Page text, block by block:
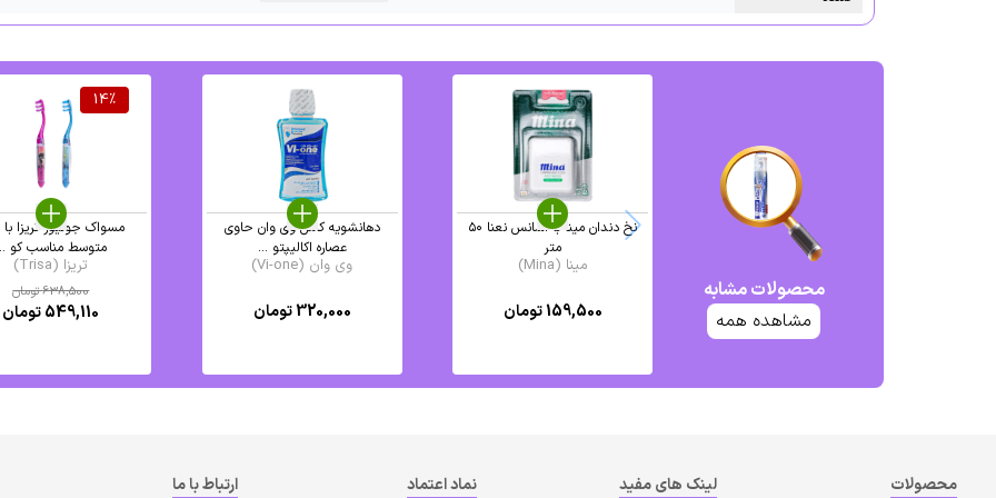
محصولات مشابه
مشاهده همه
نخ دندان مینا با اسانس نعنا ۵۰
متر
مینا (Mina)
159,500تومان
دهانشویه کامل وی وان حاوی
عصاره اکالیپتو ...
وی وان (Vi-one)
320,000تومان
14%
مسواک جونیور تریزا
متوسط مناسب کو
تریزا (Trisa)
638,500تومان
549,110تومان
محصولات لینک های مفید نماد اعتماد ارتباط با ما